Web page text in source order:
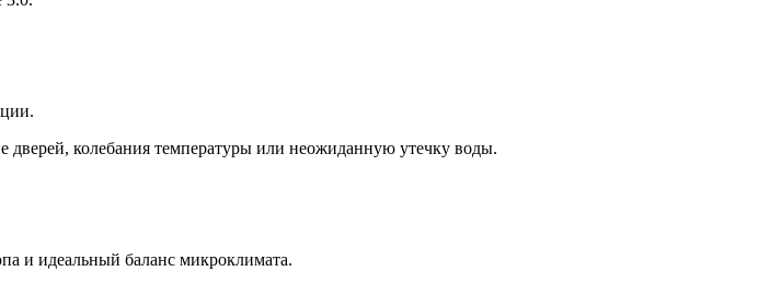
дверей, колебания температуры или неожиданную утечку воды.
и идеальный баланс микроклимата.